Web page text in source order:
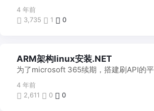
4 年前
3,735
1 0
ARM架构linux安装.NET
为了microsoft 365续期，搭建刷API的
4 年前
2,611
0 0